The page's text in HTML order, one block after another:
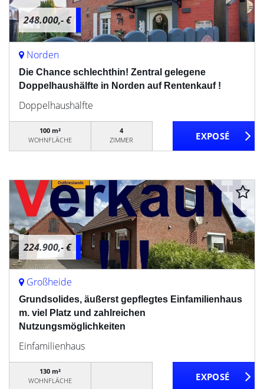
248.000,- €
Norden
Die Chance schlechthin! Zentral gelegene
Doppelhaushälfte in Norden auf Rentenkauf !
Doppelhaushälfte
100 m²
WOHNFLÄCHE
4
ZIMMER
224.900,- €
Großheide
Grundsolides, äußerst gepflegtes Einfamilienhaus
m. viel Platz und zahlreichen
Nutzungsmöglichkeiten
Einfamilienhaus
130 m²
WOHNFLÄCHE